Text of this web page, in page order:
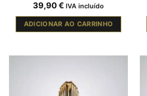
39,90€ IVA incluído
ADICIONAR AO CARRINHO